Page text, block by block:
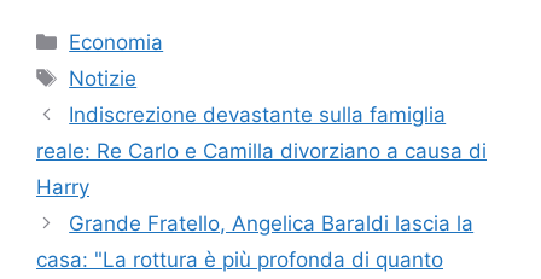
Categorie
Economia
Tag
Notizie
Indiscrezione devastante sulla famiglia
reale: Re Carlo e Camilla divorziano a causa di
Harry
Grande Fratello, Angelica Baraldi lascia la
casa: "La rottura è più profonda di quanto